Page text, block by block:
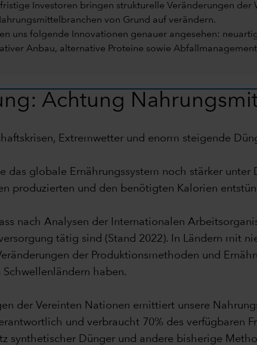
Investoren bringen strukturelle Veränderungen
von Grund auf verändern.
uns folgende Innovationen genauer angesehen:
Anbau, alternative Proteine sowie
Achtung
Extremwetter und enorm steigende
das globale Ernährungssystem noch stärker
produzierten und den benötigten Kalorien
nach Analysen der Internationalen
tätig sind (Stand 2022). In Ländern mit
der Produktionsmethoden und
Schwellenländern haben.
der Vereinten Nationen emittiert unsere
und verbraucht 70% des verfügbaren
synthetischer Dünger und andere bisherige